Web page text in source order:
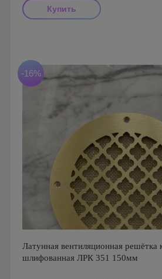
-16%
Латунная вентиляционная решётка
шлифованная ЛРК 351 150мм